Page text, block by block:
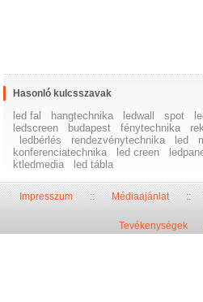
Hasonló kulcsszavak
led fal hangtechnika ledwall spot
ledscreen
budapest fénytechnika
ledbérlés
rendezvénytechnika led
konferenciatechnika
led creen
ktledmedia
led tábla
Impresszum::Médiaajánlat
Tevékenységek